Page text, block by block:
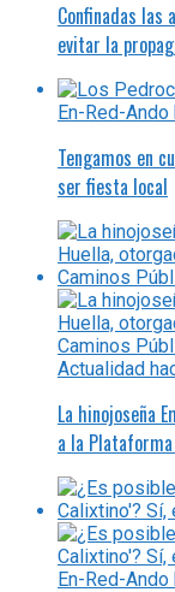
Confinadas las
evitar la
En-Red-Ando
Tengamos en
ser fiesta local
Actualidad
La hinojoseña
a la
En-Red-Ando